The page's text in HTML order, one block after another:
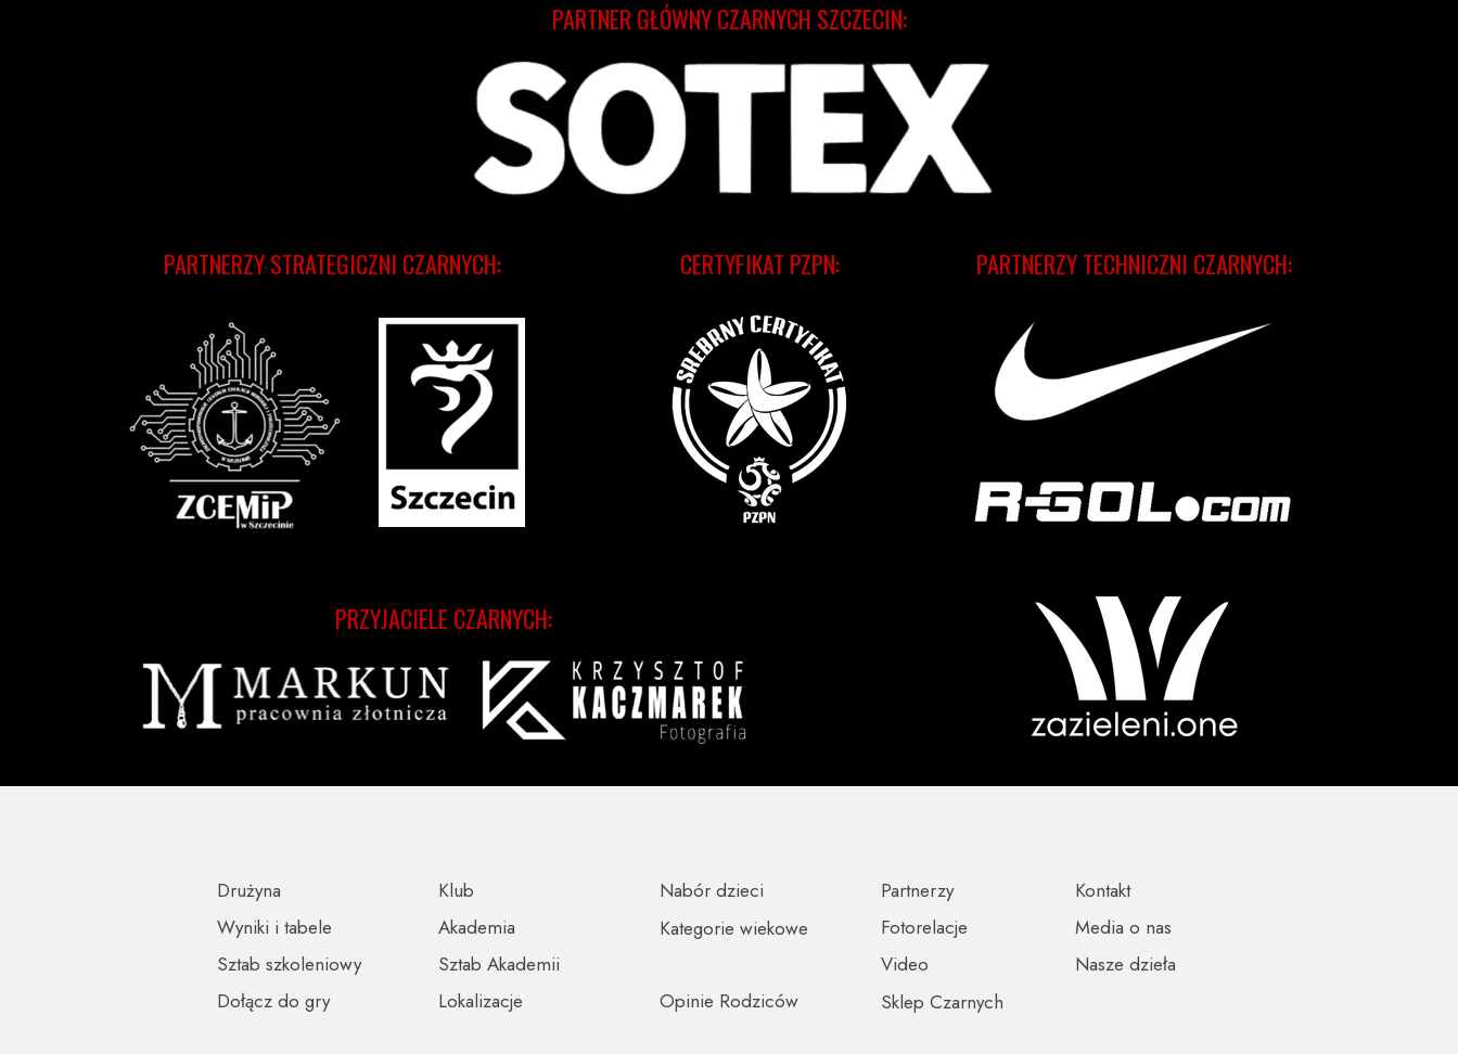
CERTYFIKAT PZPN:
PRZYJACIELE CZARNYCH:
PARTNERZY TECHNICZNI CZARNYCH:
PARTNERZY STRATEGICZNI CZARNYCH:
PARTNER GŁÓWNY CZARNYCH SZCZECIN:
Partnerzy
Opinie Rodziców
Nabór dzieci
Wyniki i tabele
Sklep Czarnych
Video
Fotorelacje
Kontakt
Media o nas
Kategorie wiekowe
Lokalizacje
Sztab szkoleniowy
Sztab Akademii
Dołącz do gry
Nasze dzieła
Drużyna
Akademia
Klub